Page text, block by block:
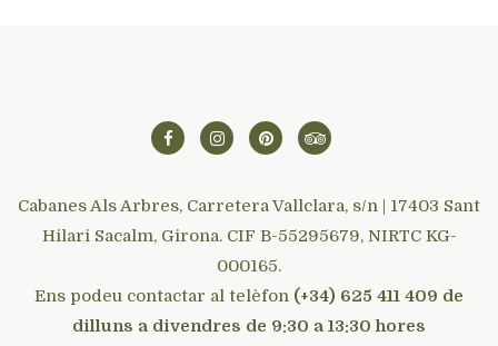
Cabanes Als Arbres, Carretera Vallclara, s/n | 17403 Sant
Hilari Sacalm, Girona. CIF B-55295679, NIRTC KG-
000165.
Ens podeu contactar al telèfon (+34) 625 411 409 de
dilluns a divendres de 9:30 a 13:30 hores